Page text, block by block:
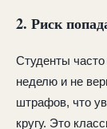
2. Риск
Студенты
неделю и не
штрафов, что
кругу. Это